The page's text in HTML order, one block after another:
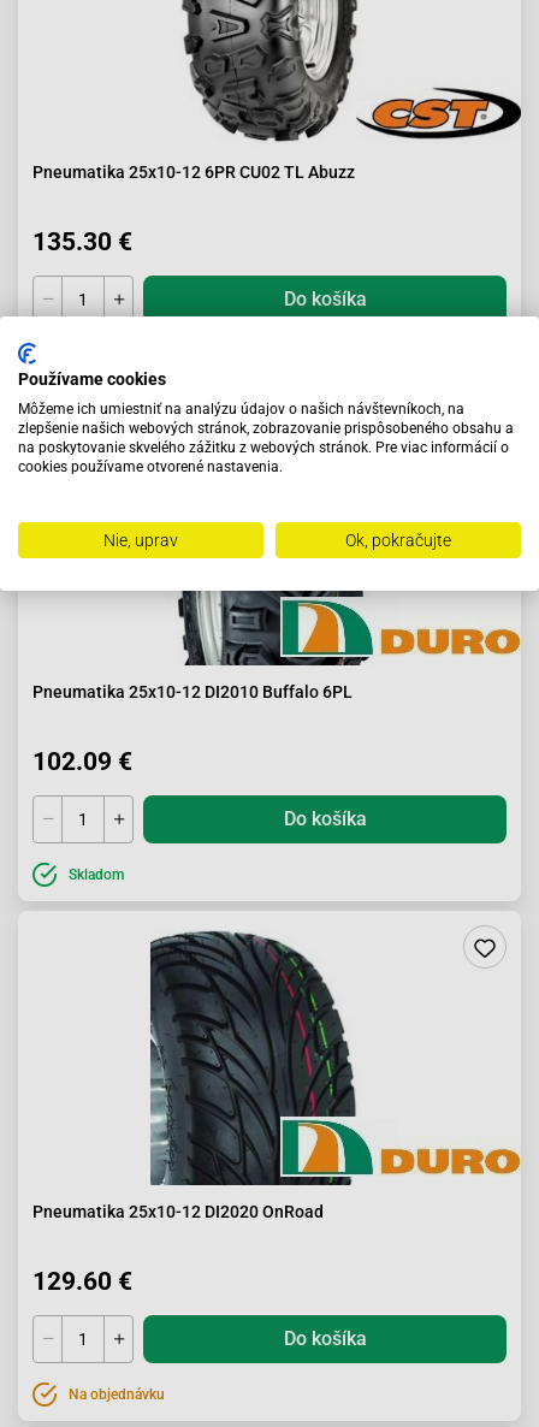
Pneumatika 25x10-12 6PR CU02 TL Abuzz
135.30 €
Do košíka
Pneumatika 25x10-12 DI2010 Buffalo 6PL
102.09 €
Do košíka
Skladom
Pneumatika 25x10-12 DI2020 OnRoad
129.60 €
Do košíka
Na objednávku
Používame cookies
Môžeme ich umiestniť na analýzu údajov o našich návštevníkoch, na
zlepšenie našich webových stránok, zobrazovanie prispôsobeného obsahu a
na poskytovanie skvelého zážitku z webových stránok. Pre viac informácií o
cookies používame otvorené nastavenia.
Nie, uprav Ok, pokračujte